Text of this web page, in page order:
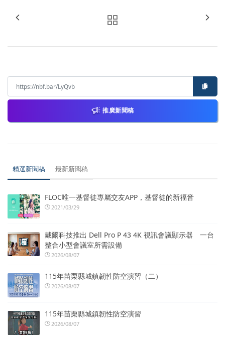
推廣新聞稿
精選新聞稿 最新新聞稿
FLOC唯一基督徒專屬交友APP，基督徒的新福音
2021/03/29
戴爾科技推出 Dell Pro P 43 4K 視訊會議顯示器 一台
整合小型會議室所需設備
2026/08/07
115年苗栗縣城鎮韌性防空演習（二）
2026/08/07
115年苗栗縣城鎮韌性防空演習
2026/08/07